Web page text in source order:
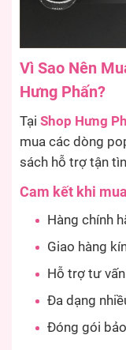
Vì Sao Nên
Hưng Phấn?
Tại Shop Hưng
mua các dòng
sách hỗ trợ tận
Cam kết khi
Hàng chính
Giao hàng
Hỗ trợ tư
Đa dạng
Đóng gói